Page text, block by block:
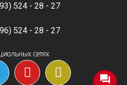
524 - 28 - 27
524 - 28 - 27
сетях